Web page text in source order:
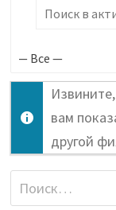
Поиск
активности...
вам
другой
Найти: